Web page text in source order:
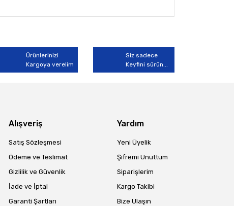
tarafımıza iletebilirsiniz.
Ürünlerinizi
Kargoya verelim
Siz sadece
Keyfini sürün...
Alışveriş
Satış Sözleşmesi
Ödeme ve Teslimat
Gizlilik ve Güvenlik
İade ve İptal
Garanti Şartları
Yardım
Yeni Üyelik
Şifremi Unuttum
Siparişlerim
Kargo Takibi
Bize Ulaşın